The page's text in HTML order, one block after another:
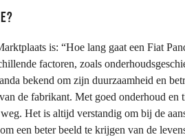
is: “Hoe lang gaat een Fiat
factoren, zoals
bekend om zijn duurzaamheid en
de fabrikant. Met goed onderhoud en
Het is altijd verstandig om bij de
een beter beeld te krijgen van de